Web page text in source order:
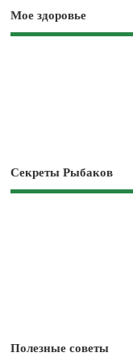
Мое здоровье
Секреты Рыбаков
Полезные советы